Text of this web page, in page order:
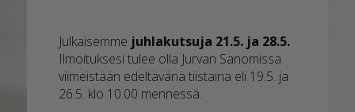
Julkaisemme juhlakutsuja 21.5. ja 28.5.
Ilmoituksesi tulee olla Jurvan Sanomissa
viimeistään edeltävänä tiistaina eli 19.5. ja
26.5. klo 10.00 mennessä.